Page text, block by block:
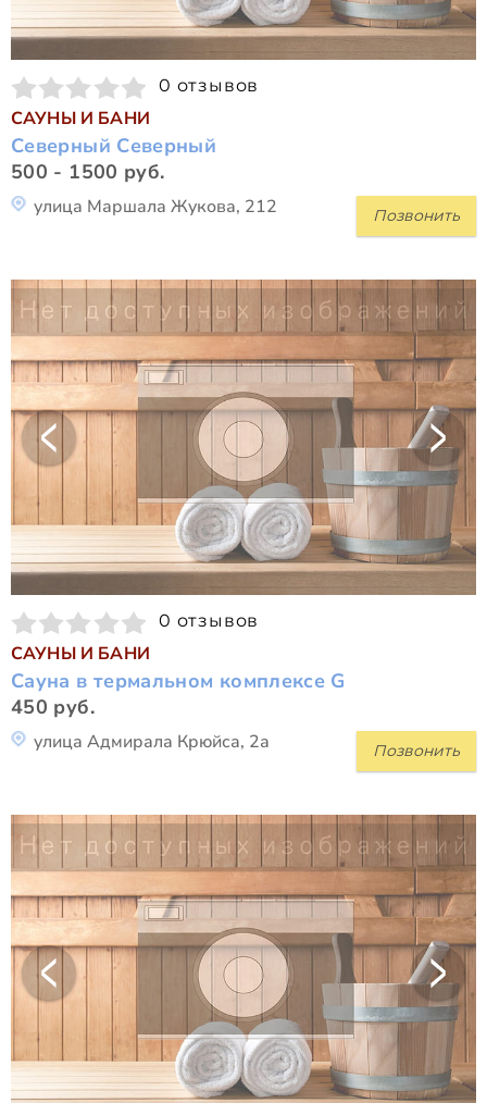
0 отзывов
САУНЫ И БАНИ
Северный Северный
500 - 1500 руб.
Позвонить
улица Маршала Жукова, 212
0 отзывов
САУНЫ И БАНИ
Сауна в термальном комплексе G
450 руб.
Позвонить
улица Адмирала Крюйса, 2а